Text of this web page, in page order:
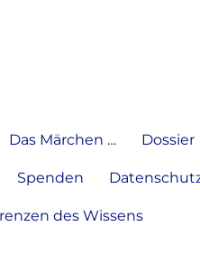
Das Märchen … Dossier
Spenden
des Wissens